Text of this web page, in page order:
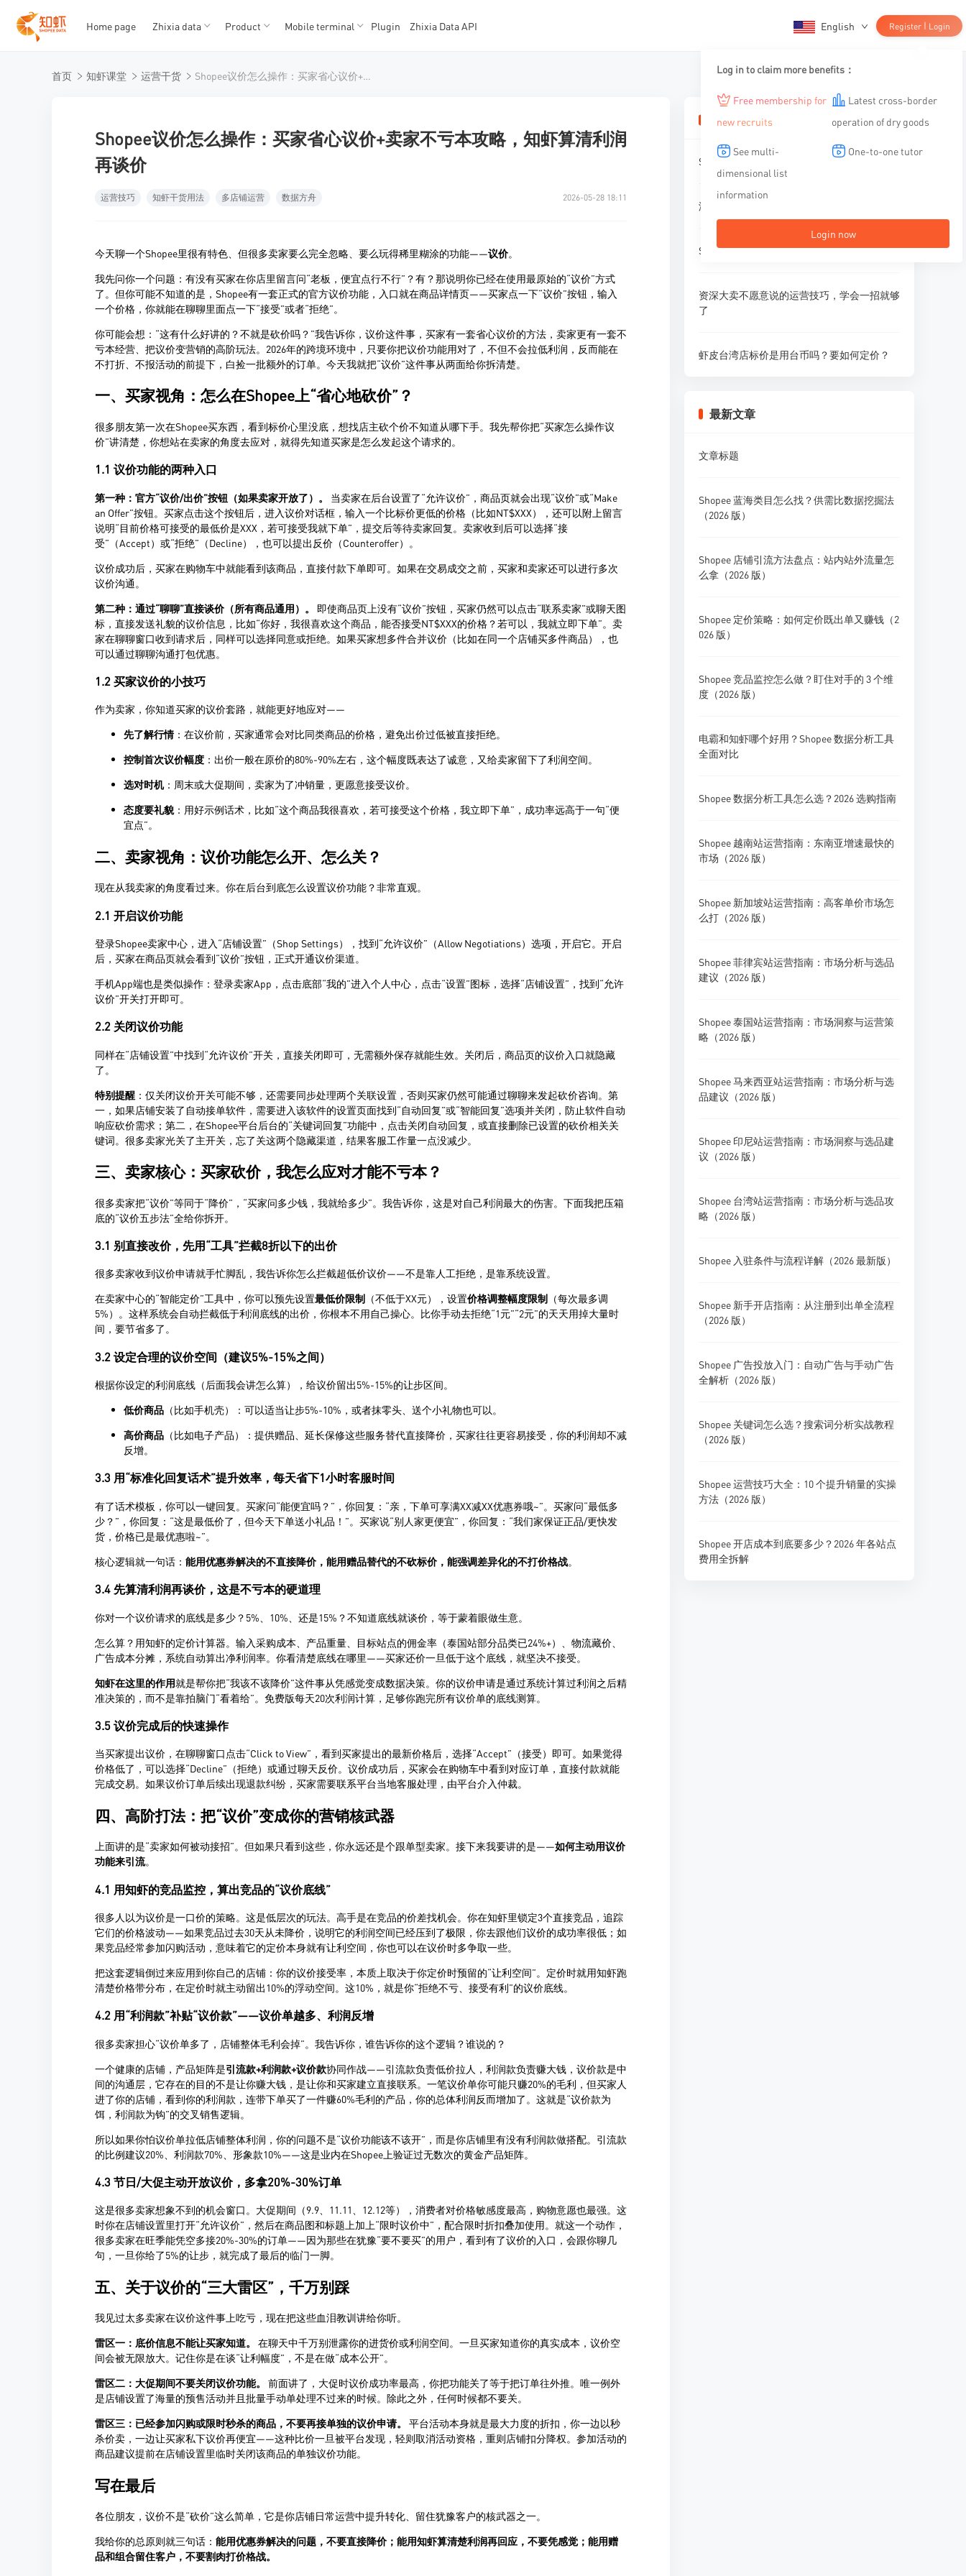
TK数据
TK数据
Home page Zhixia data Product Mobile terminal Plugin Zhixia Data API English Register | Login
Log in to claim more benefits：
Free membership for
new recruits
Latest cross-border
operation of dry goods
See multi-
dimensional list
information
One-to-one tutor
Login now
首页 知虾课堂 运营干货 Shopee议价怎么操作：买家省心议价+卖家不亏本攻略，知虾算清利润再谈价
Shopee议价怎么操作：买家省心议价+卖家不亏本攻略，知虾算清利润
再谈价
运营技巧 知虾干货用法 多店铺运营 数据方舟 2026-05-28 18:11
相关文章
Shopee店铺不出单，建议做这件事
没有货源怎么去做虾皮
Shopee品牌知识产权（IP）网站 - 基本介绍
资深⼤卖不愿意说的运营技巧，学会⼀招就够
了
虾皮台湾店标价是用台币吗？要如何定价？
最新文章
文章标题
Shopee 蓝海类目怎么找？供需比数据挖掘法
（2026 版）
Shopee 店铺引流方法盘点：站内站外流量怎
么拿（2026 版）
Shopee 定价策略：如何定价既出单又赚钱（2
026 版）
Shopee 竞品监控怎么做？盯住对手的 3 个维
度（2026 版）
电霸和知虾哪个好用？Shopee 数据分析工具
全面对比
Shopee 数据分析工具怎么选？2026 选购指南
Shopee 越南站运营指南：东南亚增速最快的
市场（2026 版）
Shopee 新加坡站运营指南：高客单价市场怎
么打（2026 版）
Shopee 菲律宾站运营指南：市场分析与选品
建议（2026 版）
Shopee 泰国站运营指南：市场洞察与运营策
略（2026 版）
Shopee 马来西亚站运营指南：市场分析与选
品建议（2026 版）
Shopee 印尼站运营指南：市场洞察与选品建
议（2026 版）
Shopee 台湾站运营指南：市场分析与选品攻
略（2026 版）
Shopee 入驻条件与流程详解（2026 最新版）
Shopee 新手开店指南：从注册到出单全流程
（2026 版）
Shopee 广告投放入门：自动广告与手动广告
全解析（2026 版）
Shopee 关键词怎么选？搜索词分析实战教程
（2026 版）
Shopee 运营技巧大全：10 个提升销量的实操
方法（2026 版）
Shopee 开店成本到底要多少？2026 年各站点
费用全拆解